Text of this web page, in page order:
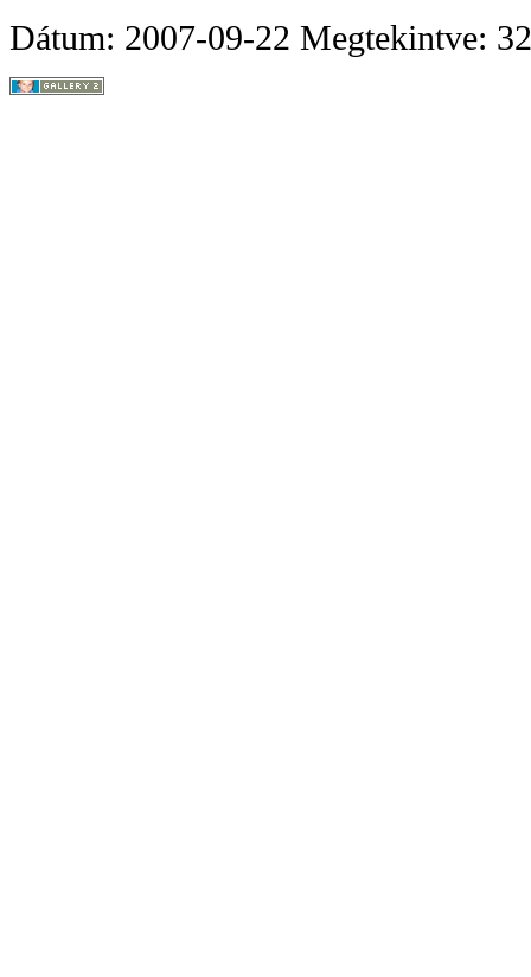
Dátum: 2007-09-22 Megtekintve: